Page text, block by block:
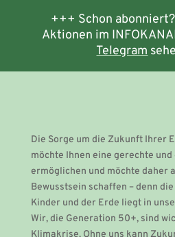
+++ Schon
Aktionen im
Telegram
Die Sorge um die Zukunft Ihrer
möchte Ihnen eine gerechte
ermöglichen und möchte daher
Bewusstsein schaffen – denn
Kinder und der Erde liegt in
Wir, die Generation 50+, sind
Klimakrise. Ohne uns kann